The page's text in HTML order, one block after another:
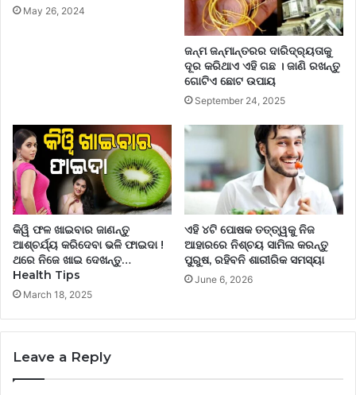
May 26, 2024
ଜନ୍ମ ଜନ୍ମାନ୍ତରର ଦାରିଦ୍ର୍ୟତାକୁ
ଦୂର କରିଥାଏ ଏହି ଗଛ । ଜାଣି ରଖନ୍ତୁ
ଗୋଟିଏ ଛୋଟ ଉପାୟ
September 24, 2025
କିୱି ଫଳ ଖାଇବାର ଜାଣନ୍ତୁ
ଆଶ୍ଚର୍ଯ୍ୟ କରିଦେବା ଭଳି ଫାଇଦା !
ଥରେ ନିଜେ ଖାଇ ଦେଖନ୍ତୁ…
Health Tips
March 18, 2025
ଏହି ୪ଟି ପୋଷକ ତତ୍ତ୍ୱକୁ ନିଜ
ଆହାରରେ ନିଶ୍ଚୟ ସାମିଲ କରନ୍ତୁ
ପୁରୁଷ, ରହିବନି ଶାରୀରିକ ସମସ୍ୟା
June 6, 2026
Leave a Reply